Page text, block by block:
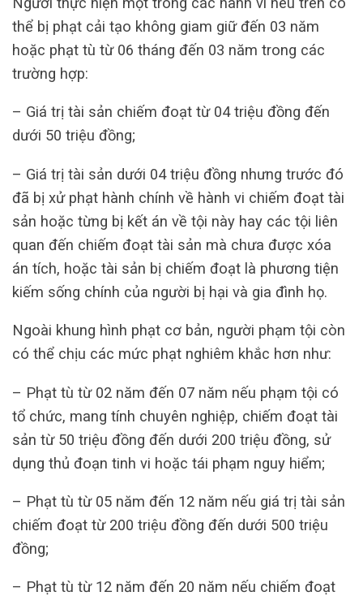
thể bị phạt cải tạo không giam giữ đến 03 năm
hoặc phạt tù từ 06 tháng đến 03 năm trong các
trường hợp:
– Giá trị tài sản chiếm đoạt từ 04 triệu đồng đến
dưới 50 triệu đồng;
– Giá trị tài sản dưới 04 triệu đồng nhưng trước đó
đã bị xử phạt hành chính về hành vi chiếm đoạt tài
sản hoặc từng bị kết án về tội này hay các tội liên
quan đến chiếm đoạt tài sản mà chưa được xóa
án tích, hoặc tài sản bị chiếm đoạt là phương tiện
kiếm sống chính của người bị hại và gia đình họ.
Ngoài khung hình phạt cơ bản, người phạm tội còn
có thể chịu các mức phạt nghiêm khắc hơn như:
– Phạt tù từ 02 năm đến 07 năm nếu phạm tội có
tổ chức, mang tính chuyên nghiệp, chiếm đoạt tài
sản từ 50 triệu đồng đến dưới 200 triệu đồng, sử
dụng thủ đoạn tinh vi hoặc tái phạm nguy hiểm;
– Phạt tù từ 05 năm đến 12 năm nếu giá trị tài sản
chiếm đoạt từ 200 triệu đồng đến dưới 500 triệu
đồng;
– Phạt tù từ 12 năm đến 20 năm nếu chiếm đoạt